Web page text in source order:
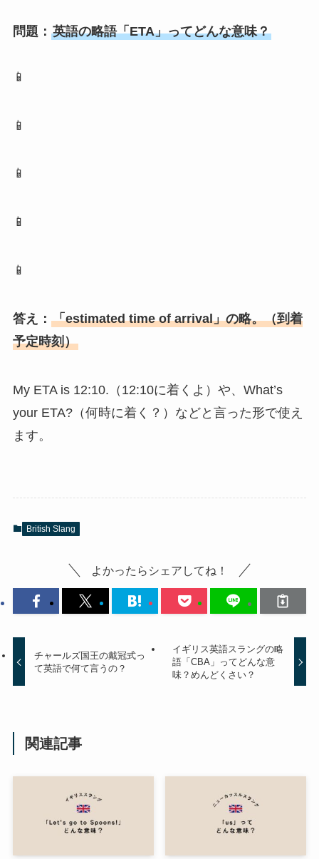
問題： 英語の略語「ETA」ってどんな意味？
📱
📱
📱
📱
📱
答え： 「estimated time of arrival」の略。（到着
予定時刻）
My ETA is 12:10.（12:10に着くよ）や、What’s
your ETA?（何時に着く？）などと言った形で使え
ます。
British Slang
よかったらシェアしてね！
チャールズ国王の戴冠式っ
て英語で何て言うの？
イギリス英語スラングの略
語「CBA」ってどんな意
味？めんどくさい？
関連記事